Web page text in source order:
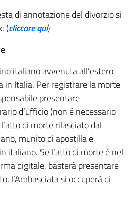
di annotazione del divorzio si
(cliccare qui)
italiano avvenuta all’estero
in Italia. Per registrare la morte
presentare
d’ufficio (non é necessario
di morte rilasciato dal
munito di apostilla e
italiano. Se l’atto di morte è nel
digitale, basterà presentare
l’Ambasciata si occuperà di